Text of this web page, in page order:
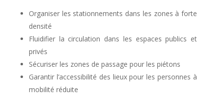
Organiser les stationnements dans les zones à forte
densité
Fluidifier la circulation dans les espaces publics et
privés
Sécuriser les zones de passage pour les piétons
Garantir l’accessibilité des lieux pour les personnes à
mobilité réduite